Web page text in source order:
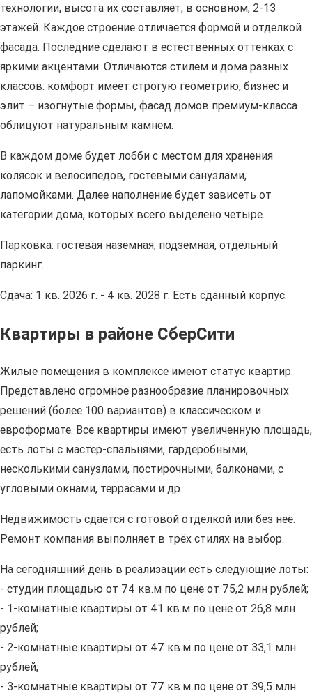
технологии, высота их составляет, в основном, 2-13
этажей. Каждое строение отличается формой и отделкой
фасада. Последние сделают в естественных оттенках с
яркими акцентами. Отличаются стилем и дома разных
классов: комфорт имеет строгую геометрию, бизнес и
элит – изогнутые формы, фасад домов премиум-класса
облицуют натуральным камнем.
В каждом доме будет лобби с местом для хранения
колясок и велосипедов, гостевыми санузлами,
лапомойками. Далее наполнение будет зависеть от
категории дома, которых всего выделено четыре.
Парковка: гостевая наземная, подземная, отдельный
паркинг.
Сдача: 1 кв. 2026 г. - 4 кв. 2028 г. Есть сданный корпус.
Квартиры в районе СберСити
Жилые помещения в комплексе имеют статус квартир.
Представлено огромное разнообразие планировочных
решений (более 100 вариантов) в классическом и
евроформате. Все квартиры имеют увеличенную площадь,
есть лоты с мастер-спальнями, гардеробными,
несколькими санузлами, постирочными, балконами, с
угловыми окнами, террасами и др.
Недвижимость сдаётся с готовой отделкой или без неё.
Ремонт компания выполняет в трёх стилях на выбор.
На сегодняшний день в реализации есть следующие лоты:
- студии площадью от 74 кв.м по цене от 75,2 млн рублей;
- 1-комнатные квартиры от 41 кв.м по цене от 26,8 млн
рублей;
- 2-комнатные квартиры от 47 кв.м по цене от 33,1 млн
рублей;
- 3-комнатные квартиры от 77 кв.м по цене от 39,5 млн